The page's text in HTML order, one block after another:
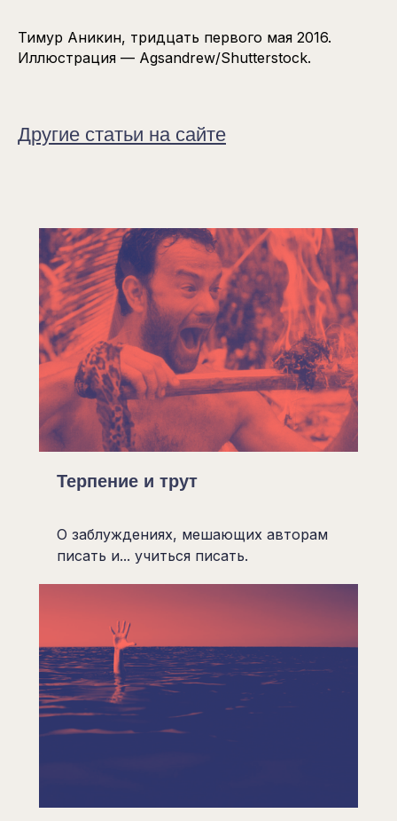
Тимур Аникин, тридцать первого мая 2016.
Иллюстрация — Agsandrew/Shutterstock.
Другие статьи на сайте
Терпение и трут
О заблуждениях, мешающих авторам
писать и... учиться писать.